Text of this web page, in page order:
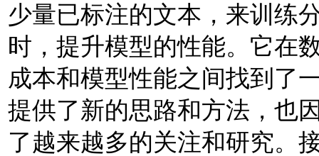
少量已标注的文本，来训练
时，提升模型的性能。它在
成本和模型性能之间找到了
提供了新的思路和方法，也
了越来越多的关注和研究。